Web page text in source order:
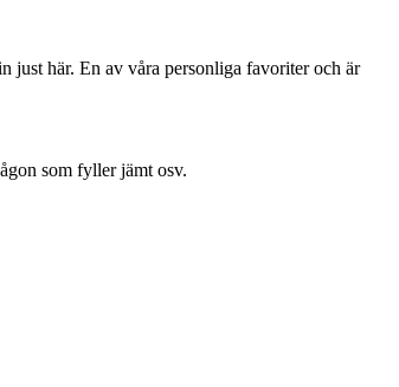
just här. En av våra personliga favoriter och är
som fyller jämt osv.